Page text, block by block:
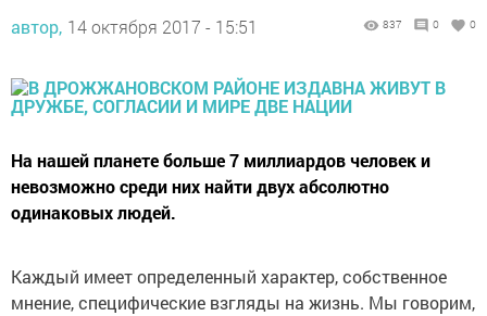
автор, 14 октября 2017 - 15:51 837 0 0
На нашей планете больше 7 миллиардов человек и
невозможно среди них найти двух абсолютно
одинаковых людей.
Каждый имеет определенный характер, собственное
мнение, специфические взгляды на жизнь. Мы говорим,